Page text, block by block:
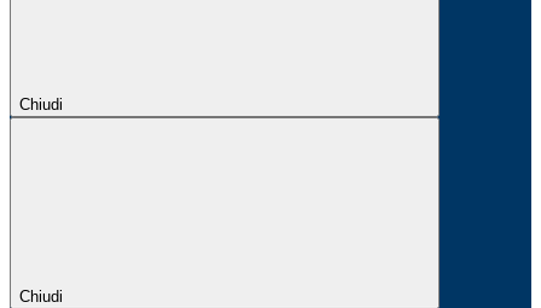
Chiudi
Chiudi